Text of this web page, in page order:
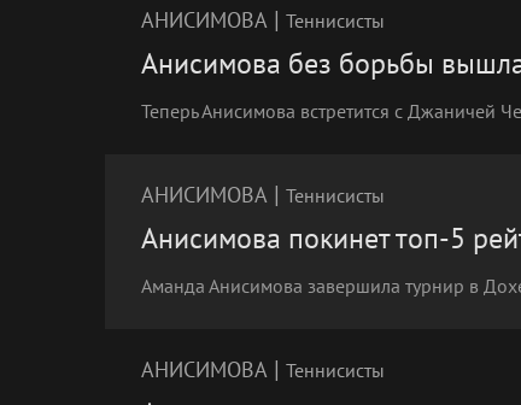
АНИСИМОВА | Теннисисты
Анисимова без борьбы
Теперь Анисимова встретится с Джаничей
АНИСИМОВА | Теннисисты
Анисимова покинет топ-5
Аманда Анисимова завершила турнир в
АНИСИМОВА | Теннисисты